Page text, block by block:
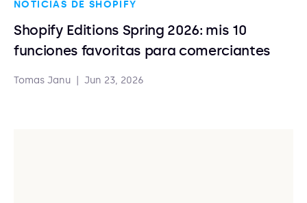
NOTICIAS DE SHOPIFY
Shopify Editions Spring 2026: mis 10
funciones favoritas para comerciantes
Tomas Janu Jun 23, 2026